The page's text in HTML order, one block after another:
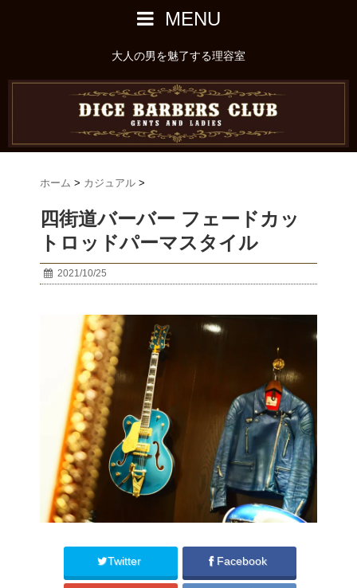
MENU
大人の男を魅了する理容室
ホーム > カジュアル >
四街道バーバー フェードカッ
トロッドパーマスタイル
2021/10/25
Twitter Facebook